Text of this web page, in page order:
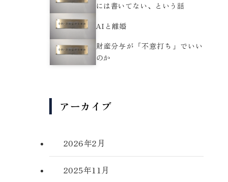
には書いてない、という話
AIと離婚
財産分与が「不意打ち」でいい
のか
アーカイブ
2026年2月
2025年11月